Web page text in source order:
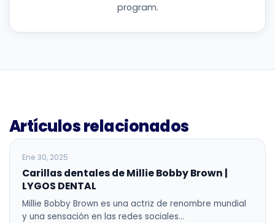
program.
Artículos relacionados
BLOG
Ene 30, 2025
Carillas dentales de Millie Bobby Brown |
LYGOS DENTAL
Millie Bobby Brown es una actriz de renombre mundial
y una sensación en las redes sociales…